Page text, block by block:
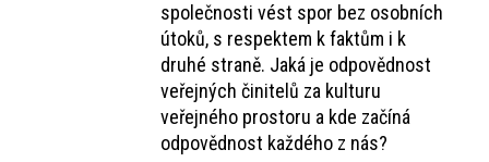
společnosti vést spor bez osobních
útoků, s respektem k faktům i k
druhé straně. Jaká je odpovědnost
veřejných činitelů za kulturu
veřejného prostoru a kde začíná
odpovědnost každého z nás?